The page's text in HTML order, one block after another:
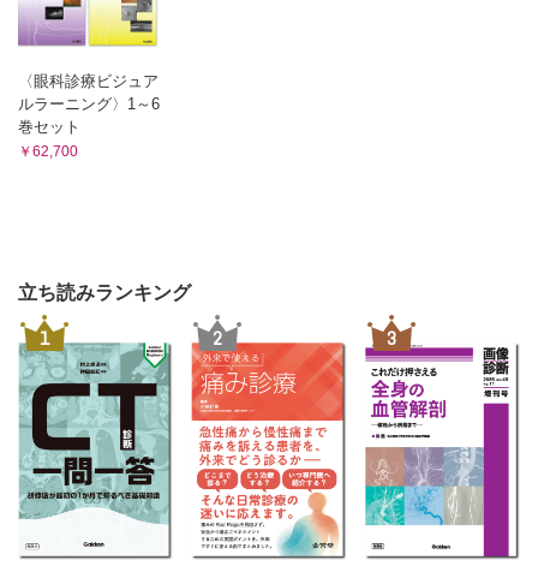
〈眼科診療ビジュア
ルラーニング〉1～6
巻セット
￥62,700
立ち読みランキング
1 2 3